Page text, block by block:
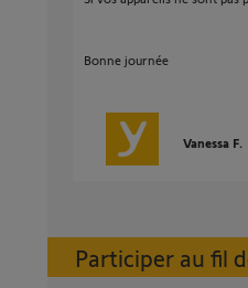
Bonne journée
Vanessa F.
Participer au fil